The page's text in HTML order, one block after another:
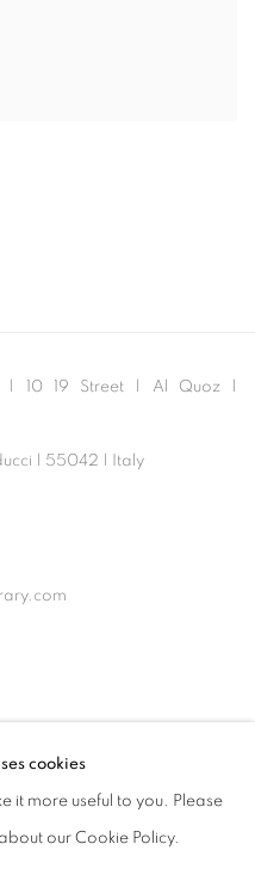
10 19 Street Al Quoz
| 55042 | Italy
cookies
it more useful to you. Please
our Cookie Policy.